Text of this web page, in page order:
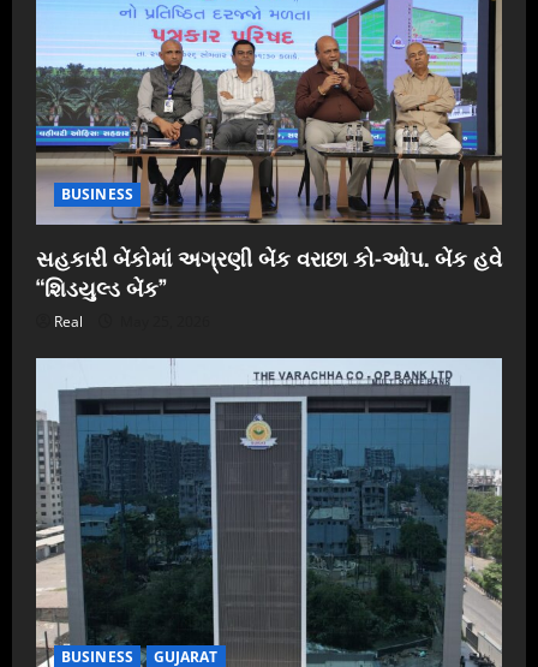
BUSINESS
સહકારી બેંકોમાં અગ્રણી બેંક વરાછા કો-ઓપ. બેંક હવે
“શિડયુલ્ડ બેંક”
Real
BUSINESS GUJARAT